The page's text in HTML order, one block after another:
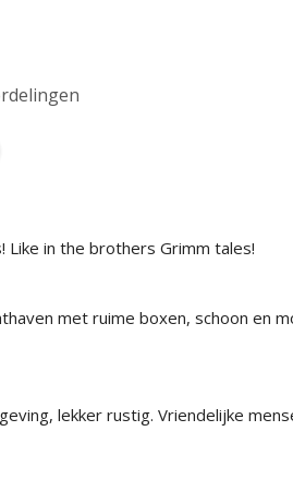
Like in the brothers Grimm tales!
met ruime boxen, schoon en
lekker rustig. Vriendelijke